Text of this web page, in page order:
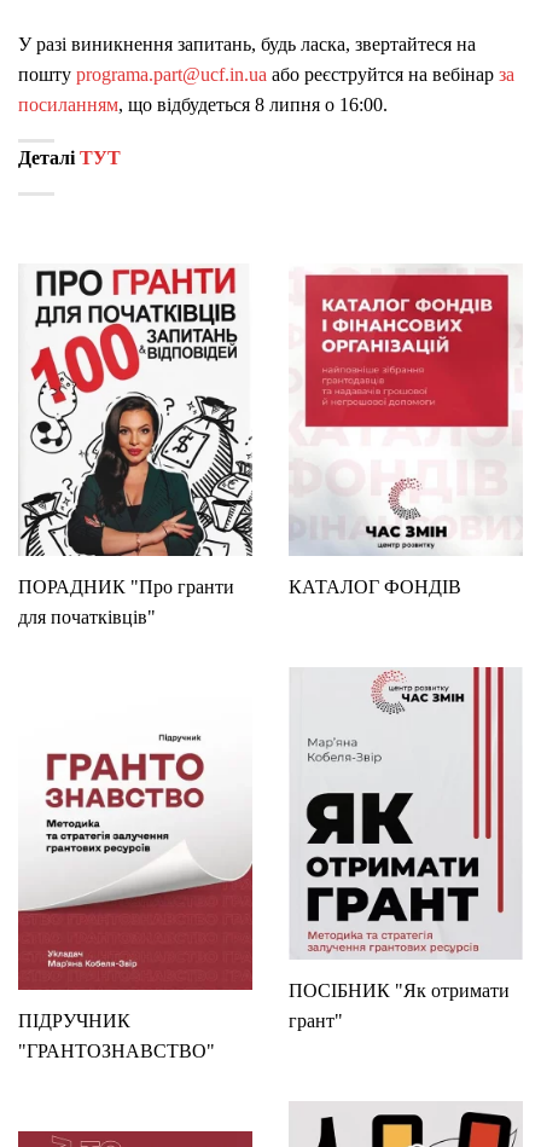
У разі виникнення запитань, будь ласка, звертайтеся на
пошту programa.part@ucf.in.ua або реєструйтся на вебінар за
посиланням, що відбудеться 8 липня о 16:00.
Деталі ТУТ
ПОРАДНИК "Про гранти
для початківців"
КАТАЛОГ ФОНДІВ
ПОСІБНИК "Як отримати
грант"
ПІДРУЧНИК
"ГРАНТОЗНАВСТВО"